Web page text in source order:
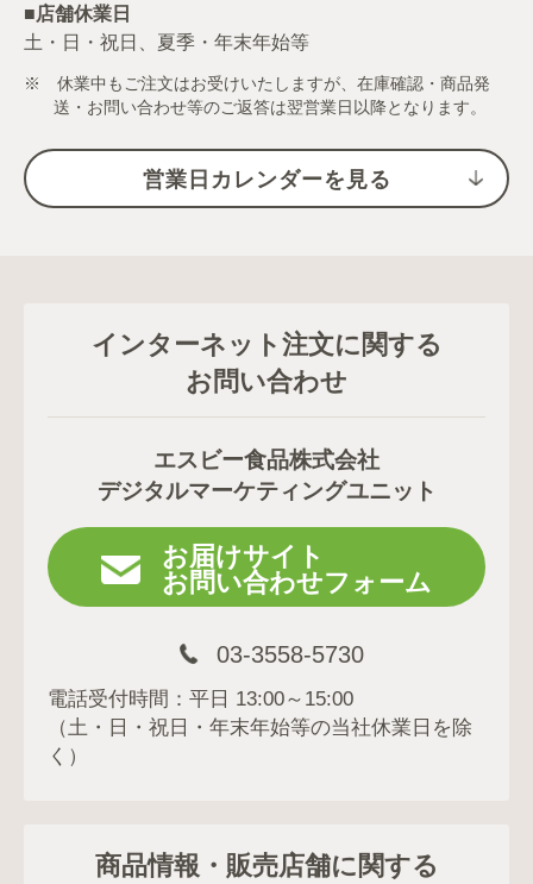
■店舗休業日
土・日・祝日、夏季・年末年始等
※ 休業中もご注文はお受けいたしますが、在庫確認・商品発
送・お問い合わせ等のご返答は翌営業日以降となります。
営業日カレンダーを見る
インターネット注文に関する
お問い合わせ
エスビー食品株式会社
デジタルマーケティングユニット
お届けサイト
お問い合わせフォーム
03-3558-5730
電話受付時間：平日 13:00～15:00
（土・日・祝日・年末年始等の当社休業日を除
く）
商品情報・販売店舗に関する